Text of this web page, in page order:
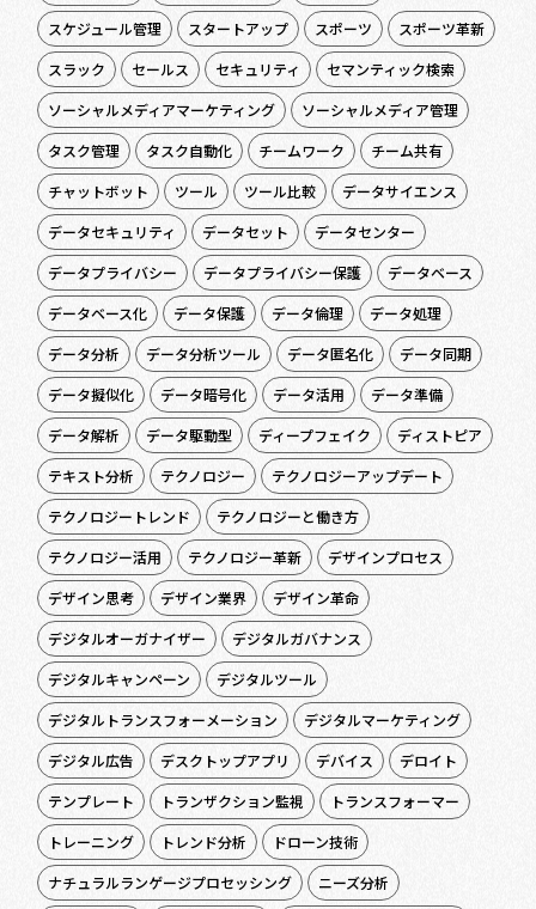
スケジュール管理 スタートアップ スポーツ
スポーツ革新
スラック
セールス セキュリティ
セマンティック検索
ソーシャルメディアマーケティング
ソーシャルメディア管理
タスク管理
タスク自動化 チームワーク
チーム共有
チャットボット
ツール ツール比較
データサイエンス
データセキュリティ
データセット
データセンター
データプライバシー
データプライバシー保護
データベース
データベース化
データ保護 データ倫理
データ処理
データ分析
データ分析ツール データ匿名化
データ同期
データ擬似化
データ暗号化 データ活用
データ準備
データ解析
データ駆動型 ディープフェイク
ディストピア
テキスト分析
テクノロジー
テクノロジーアップデート
テクノロジートレンド
テクノロジーと働き方
テクノロジー活用
テクノロジー革新
デザインプロセス
デザイン思考
デザイン業界
デザイン革命
デジタルオーガナイザー
デジタルガバナンス
デジタルキャンペーン
デジタルツール
デジタルトランスフォーメーション
デジタルマーケティング
デジタル広告
デスクトップアプリ デバイス
デロイト
テンプレート
トランザクション監視
トランスフォーマー
トレーニング
トレンド分析
ドローン技術
ナチュラルランゲージプロセッシング
ニーズ分析